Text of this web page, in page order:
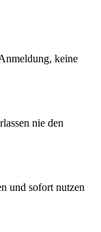
keine
nie den
und sofort nutzen